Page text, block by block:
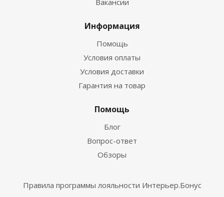
Вакансии
Информация
Помощь
Условия оплаты
Условия доставки
Гарантия на товар
Помощь
Блог
Вопрос-ответ
Обзоры
Правила программы лояльности Интерьер.Бонус